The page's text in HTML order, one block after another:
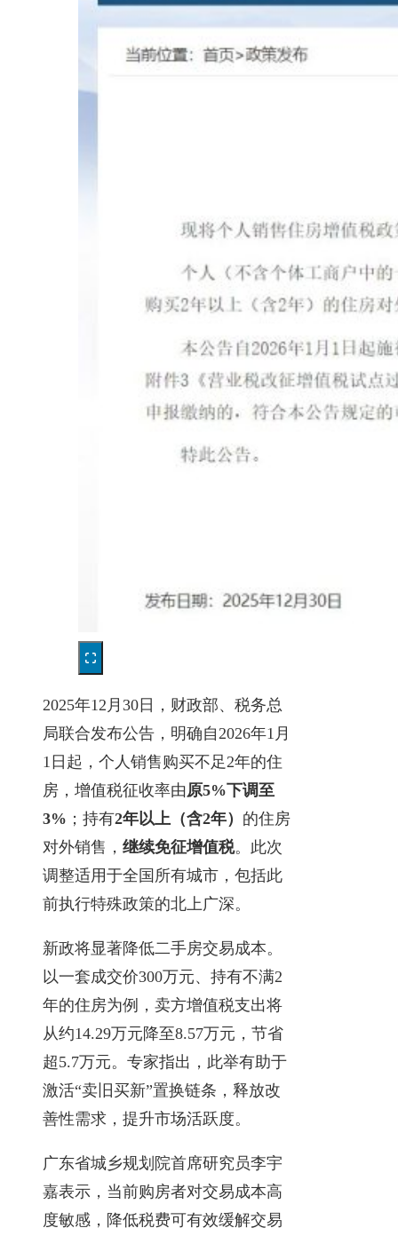
2025年12月30日，财政部、税务总
局联合发布公告，明确自2026年1月
1日起，个人销售购买不足2年的住
房，增值税征收率由原5%下调至
3% ；持有2年以上（含2年） 的住房
对外销售， 继续免征增值税。此次
调整适用于全国所有城市，包括此
前执行特殊政策的北上广深。
新政将显著降低二手房交易成本。
以一套成交价300万元、持有不满2
年的住房为例，卖方增值税支出将
从约14.29万元降至8.57万元，节省
超5.7万元。专家指出，此举有助于
激活“卖旧买新”置换链条，释放改
善性需求，提升市场活跃度。
广东省城乡规划院首席研究员李宇
嘉表示，当前购房者对交易成本高
度敏感，降低税费可有效缓解交易